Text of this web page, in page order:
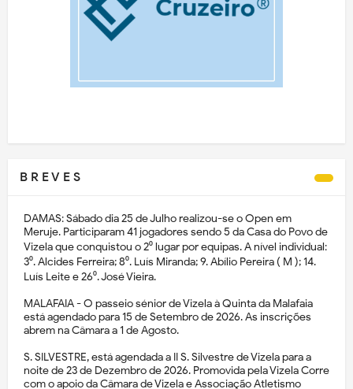
B R E V E S
DAMAS: Sábado dia 25 de Julho realizou-se o Open em
Meruje. Participaram 41 jogadores sendo 5 da Casa do Povo de
Vizela que conquistou o 2⁰ lugar por equipas. A nível individual:
3⁰. Alcides Ferreira; 8⁰. Luís Miranda; 9. Abílio Pereira ( M ); 14.
Luís Leite e 26⁰. José Vieira.
MALAFAIA - O passeio sénior de Vizela à Quinta da Malafaia
está agendado para 15 de Setembro de 2026. As inscrições
abrem na Câmara a 1 de Agosto.
S. SILVESTRE, está agendada a II S. Silvestre de Vizela para a
noite de 23 de Dezembro de 2026. Promovida pela Vizela Corre
com o apoio da Câmara de Vizela e Associação Atletismo